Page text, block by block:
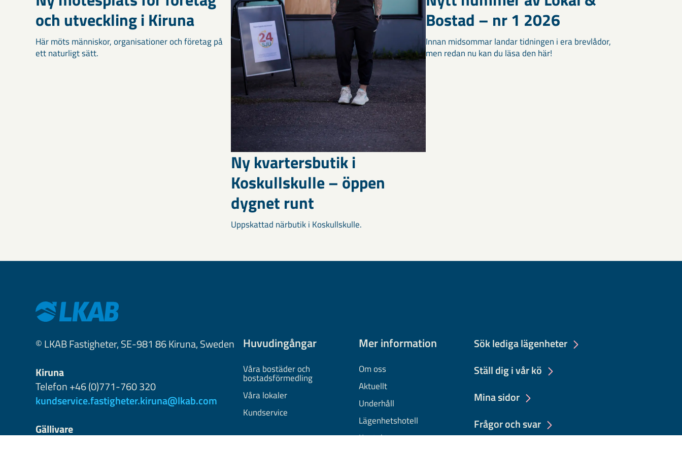
och utveckling i Kiruna
Här möts människor, organisationer och företag på
ett naturligt sätt.
Ny kvartersbutik i
Koskullskulle – öppen
dygnet runt
Uppskattad närbutik i Koskullskulle.
Bostad – nr 1 2026
Innan midsommar landar tidningen i era brevlådor,
men redan nu kan du läsa den här!
© LKAB Fastigheter, SE-981 86 Kiruna, Sweden
Kiruna
Telefon +46 (0)771-760 320
kundservice.fastigheter.kiruna@lkab.com
Gällivare
Huvudingångar
Våra bostäder och
bostadsförmedling
Våra lokaler
Kundservice
Mer information
Om oss
Aktuellt
Underhåll
Lägenhetshotell
Kontakta oss
Sök lediga lägenheter
Ställ dig i vår kö
Mina sidor
Frågor och svar